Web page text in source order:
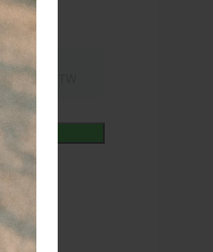
incl.
21% BTW